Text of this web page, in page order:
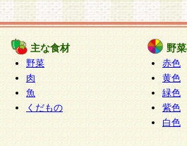
主な食材
野菜
肉
魚
くだもの
野
赤色
黄色
緑色
紫色
白色